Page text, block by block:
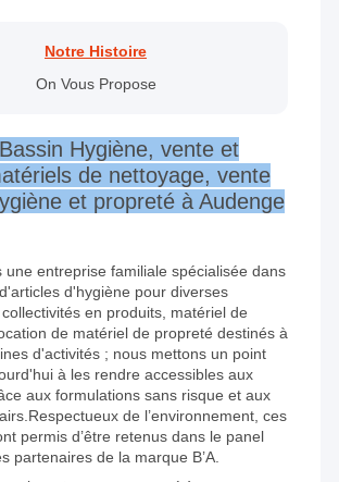
Notre Histoire
On Vous Propose
Hygiène, vente et
de nettoyage, vente
et propreté à Audenge
une entreprise familiale spécialisée dans
d'hygiène pour diverses
collectivités en produits, matériel de
de matériel de propreté destinés à
d'activités ; nous mettons un point
à les rendre accessibles aux
aux formulations sans risque et aux
de l’environnement, ces
permis d’être retenus dans le panel
partenaires de la marque B’A.